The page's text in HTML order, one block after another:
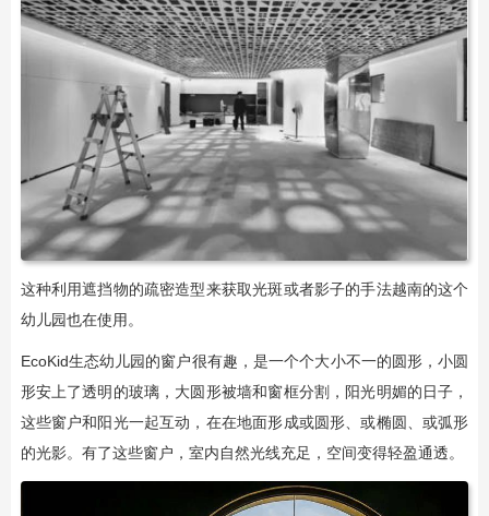
这种利用遮挡物的疏密造型来获取光斑或者影子的手法越南的这个
幼儿园也在使用。
EcoKid生态幼儿园的窗户很有趣，是一个个大小不一的圆形，小圆
形安上了透明的玻璃，大圆形被墙和窗框分割，阳光明媚的日子，
这些窗户和阳光一起互动，在在地面形成或圆形、或椭圆、或弧形
的光影。有了这些窗户，室内自然光线充足，空间变得轻盈通透。